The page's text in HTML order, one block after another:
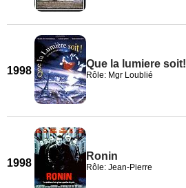
1998
Que la lumiere soit!
Rôle: Mgr Loublié
1998
Ronin
Rôle: Jean-Pierre